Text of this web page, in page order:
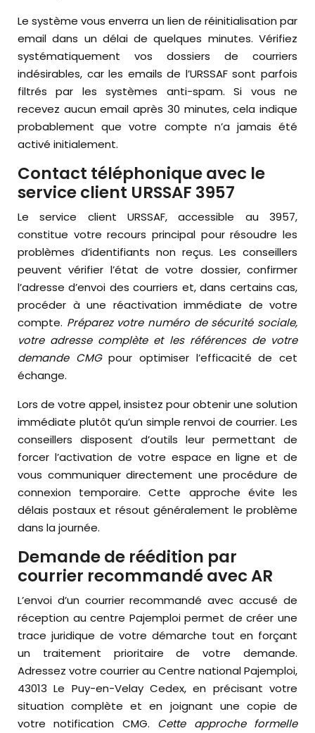
Le système vous enverra un lien de réinitialisation par
email dans un délai de quelques minutes. Vérifiez
systématiquement vos dossiers de courriers
indésirables, car les emails de l’URSSAF sont parfois
filtrés par les systèmes anti-spam. Si vous ne
recevez aucun email après 30 minutes, cela indique
probablement que votre compte n’a jamais été
activé initialement.
Contact téléphonique avec le
service client URSSAF 3957
Le service client URSSAF, accessible au 3957,
constitue votre recours principal pour résoudre les
problèmes d’identifiants non reçus. Les conseillers
peuvent vérifier l’état de votre dossier, confirmer
l’adresse d’envoi des courriers et, dans certains cas,
procéder à une réactivation immédiate de votre
compte. Préparez votre numéro de sécurité sociale,
votre adresse complète et les références de votre
demande CMGpour optimiser l’efficacité de cet
échange.
Lors de votre appel, insistez pour obtenir une solution
immédiate plutôt qu’un simple renvoi de courrier. Les
conseillers disposent d’outils leur permettant de
forcer l’activation de votre espace en ligne et de
vous communiquer directement une procédure de
connexion temporaire. Cette approche évite les
délais postaux et résout généralement le problème
dans la journée.
Demande de réédition par
courrier recommandé avec AR
L’envoi d’un courrier recommandé avec accusé de
réception au centre Pajemploi permet de créer une
trace juridique de votre démarche tout en forçant
un traitement prioritaire de votre demande.
Adressez votre courrier au Centre national Pajemploi,
43013 Le Puy-en-Velay Cedex, en précisant votre
situation complète et en joignant une copie de
votre notification CMG. Cette approche formelle